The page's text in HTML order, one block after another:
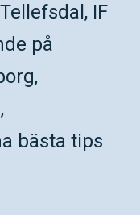
IF
på
bästa tips